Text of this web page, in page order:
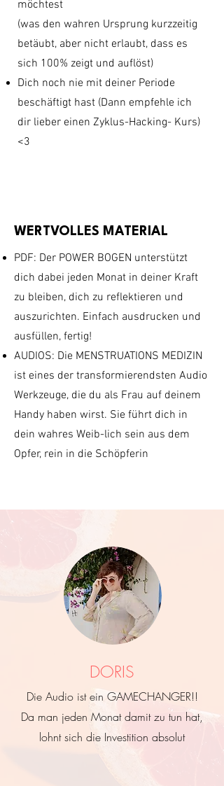
möchtest
(was den wahren Ursprung kurzzeitig
betäubt, aber nicht erlaubt, dass es
sich 100% zeigt und auflöst)
Dich noch nie mit deiner Periode
beschäftigt hast (Dann empfehle ich
dir lieber einen Zyklus-Hacking- Kurs)
<3
WERTVOLLES MATERIAL
PDF: Der POWER BOGEN unterstützt
dich dabei jeden Monat in deiner Kraft
zu bleiben, dich zu reflektieren und
auszurichten. Einfach ausdrucken und
ausfüllen, fertig!
AUDIOS: Die MENSTRUATIONS MEDIZIN
ist eines der transformierendsten Audio
Werkzeuge, die du als Frau auf deinem
Handy haben wirst. Sie führt dich in
dein wahres Weib-lich sein aus dem
Opfer, rein in die Schöpferin
DORIS
Die Audio ist ein GAMECHANGER!!
Da man jeden Monat damit zu tun hat,
lohnt sich die Investition absolut